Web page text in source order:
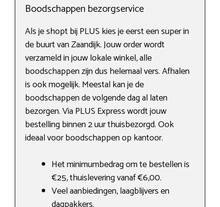
Boodschappen bezorgservice
Als je shopt bij PLUS kies je eerst een super in
de buurt van Zaandijk. Jouw order wordt
verzameld in jouw lokale winkel, alle
boodschappen zijn dus helemaal vers. Afhalen
is ook mogelijk. Meestal kan je de
boodschappen de volgende dag al laten
bezorgen. Via PLUS Express wordt jouw
bestelling binnen 2 uur thuisbezorgd. Ook
ideaal voor boodschappen op kantoor.
Het minimumbedrag om te bestellen is
€25, thuislevering vanaf €6,00.
Veel aanbiedingen, laagblijvers en